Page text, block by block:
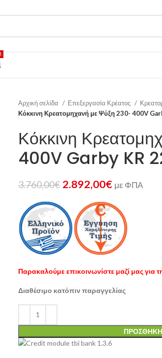
Αρχική σελίδα Επεξεργασία Κρέατος
Κόκκινη Κρεατομηχανή με Ψύξη 230- 400V
Κόκκινη
400V Garby KR
3.760,00€ 2.892,00€ με ΦΠΑ
Παρακαλούμε επικοινωνίστε μαζί μας για
Διαθέσιμο κατόπιν παραγγελίας